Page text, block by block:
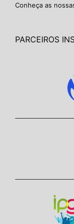
Conheça as
PARCEIROS